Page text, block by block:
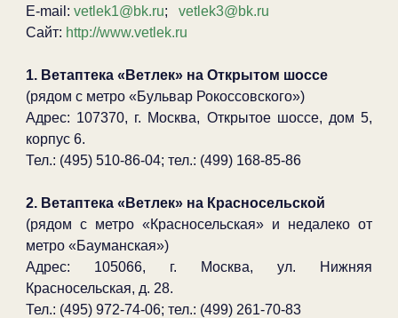
E-mail: vetlek1@bk.ru; vetlek3@bk.ru
Сайт: http://www.vetlek.ru
1. Ветаптека «Ветлек» на Открытом шоссе
(рядом с метро «Бульвар Рокоссовского»)
Адрес: 107370, г. Москва, Открытое шоссе, дом 5,
корпус 6.
Тел.: (495) 510-86-04; тел.: (499) 168-85-86
2. Ветаптека «Ветлек» на Красносельской
(рядом с метро «Красносельская» и недалеко от
метро «Бауманская»)
Адрес: 105066, г. Москва, ул. Нижняя
Красносельская, д. 28.
Тел.: (495) 972-74-06; тел.: (499) 261-70-83